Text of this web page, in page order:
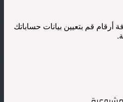
قم بتعيين بيانات حساباتك